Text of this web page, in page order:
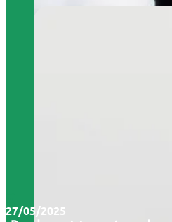
27/05/2025